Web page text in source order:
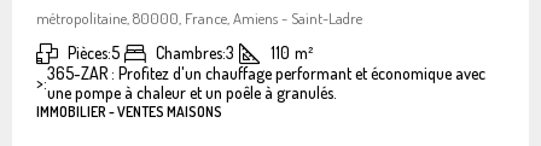
métropolitaine, 80000, France, Amiens - Saint-Ladre
Pièces:5 Chambres:3 110 m²
>:365-ZAR : Profitez d'un chauffage performant et économique avec
une pompe à chaleur et un poêle à granulés.
IMMOBILIER - VENTES MAISONS